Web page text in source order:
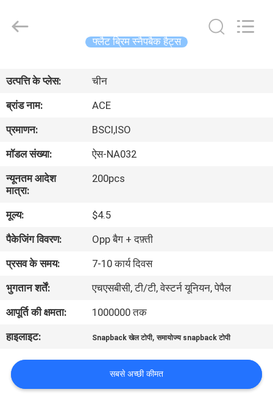
उत्पादों
हमारे
में
कारखाना
भ्रमण
गुणवत्ता
नियंत्रण
संपर्क
करें
Manufacturing
फ्लैट ब्रिम स्नैपबैक हैट्स
उत्पत्ति के प्लेस:
चीन
ब्रांड नाम:
ACE
प्रमाणन:
BSCI,ISO
मॉडल संख्या:
ऐस-NA032
न्यूनतम आदेश
मात्रा:
200pcs
मूल्य:
$4.5
पैकेजिंग विवरण:
Opp बैग + दफ़्ती
प्रसव के समय:
7-10 कार्य दिवस
भुगतान शर्तें:
एचएसबीसी, टी/टी, वेस्टर्न यूनियन, पेपैल
आपूर्ति की क्षमता:
1000000 तक
हाइलाइट:
Snapback खेल टोपी,समायोज्य snapback टोपी
सबसे अच्छी कीमत